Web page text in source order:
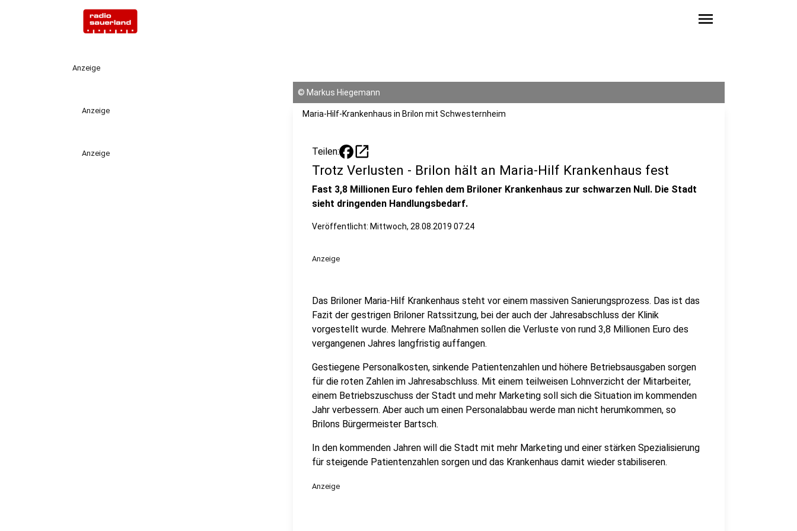
menu
Anzeige
Anzeige
Anzeige
© Markus Hiegemann
Maria-Hilf-Krankenhaus in Brilon mit Schwesternheim
Teilen: open_in_new
Trotz Verlusten - Brilon hält an Maria-Hilf Krankenhaus fest
Fast 3,8 Millionen Euro fehlen dem Briloner Krankenhaus zur schwarzen Null. Die Stadt
sieht dringenden Handlungsbedarf.
Veröffentlicht: Mittwoch, 28.08.2019 07:24
Anzeige
Das Briloner Maria-Hilf Krankenhaus steht vor einem massiven Sanierungsprozess. Das ist das
Fazit der gestrigen Briloner Ratssitzung, bei der auch der Jahresabschluss der Klinik
vorgestellt wurde. Mehrere Maßnahmen sollen die Verluste von rund 3,8 Millionen Euro des
vergangenen Jahres langfristig auffangen.
Gestiegene Personalkosten, sinkende Patientenzahlen und höhere Betriebsausgaben sorgen
für die roten Zahlen im Jahresabschluss. Mit einem teilweisen Lohnverzicht der Mitarbeiter,
einem Betriebszuschuss der Stadt und mehr Marketing soll sich die Situation im kommenden
Jahr verbessern. Aber auch um einen Personalabbau werde man nicht herumkommen, so
Brilons Bürgermeister Bartsch.
In den kommenden Jahren will die Stadt mit mehr Marketing und einer stärken Spezialisierung
für steigende Patientenzahlen sorgen und das Krankenhaus damit wieder stabiliseren.
Anzeige